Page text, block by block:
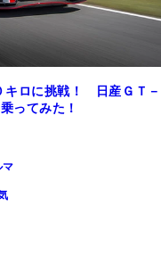
キロに挑戦！ 日産ＧＴ－
ってみた！
マ